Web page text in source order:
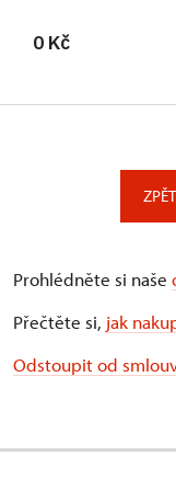
0 Kč
Prohlédněte si naše
Přečtěte si, jak
Odstoupit od